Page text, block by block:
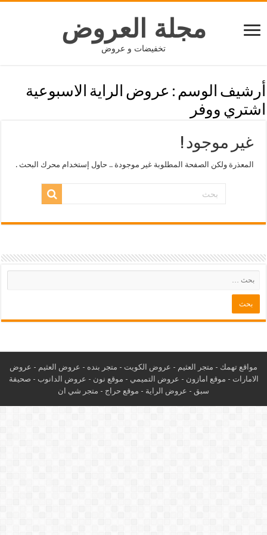
مجلة العروض
تخفيضات و عروض
أرشيف الوسم : عروض الراية الاسبوعية
اشتري ووفر
غير موجود !
المعذرة ولكن الصفحة المطلوبة غير موجودة .. حاول إستخدام محرك البحث .
مواقع تهمك - متجر العثيم - عروض الكويت - متجر بنده - عروض العثيم - عروض
الامارات - موقع امازون - عروض التميمي - موقع نون - عروض الدانوب - صحيفة
سبق - عروض الراية - موقع حراج - متجر شي ان